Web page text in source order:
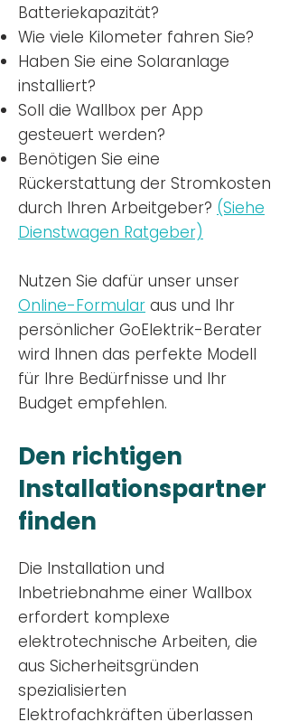
Batteriekapazität?
Wie viele Kilometer fahren Sie?
Haben Sie eine Solaranlage
installiert?
Soll die Wallbox per App
gesteuert werden?
Benötigen Sie eine
Rückerstattung der Stromkosten
durch Ihren Arbeitgeber? (Siehe
Dienstwagen Ratgeber)
Nutzen Sie dafür unser unser
Online-Formular aus und Ihr
persönlicher GoElektrik-Berater
wird Ihnen das perfekte Modell
für Ihre Bedürfnisse und Ihr
Budget empfehlen.
Den richtigen
Installationspartner
finden
Die Installation und
Inbetriebnahme einer Wallbox
erfordert komplexe
elektrotechnische Arbeiten, die
aus Sicherheitsgründen
spezialisierten
Elektrofachkräften überlassen